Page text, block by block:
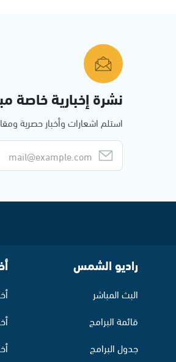
نشرة إخبارية خاصة
استلم اشعارات وأخبار حصرية
راديو الشمس
البث المباشر
قائمة البرامج
جدول البرامج